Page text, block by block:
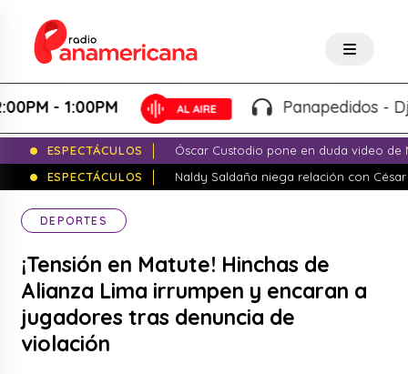
- 1:00PM Panapedidos - Dj
ESPECTÁCULOS
Óscar Custodio pone en duda video de
ESPECTÁCULOS
Naldy Saldaña niega relación con
DEPORTES
¡Tensión en Matute! Hinchas de
Alianza Lima irrumpen y encaran a
jugadores tras denuncia de
violación